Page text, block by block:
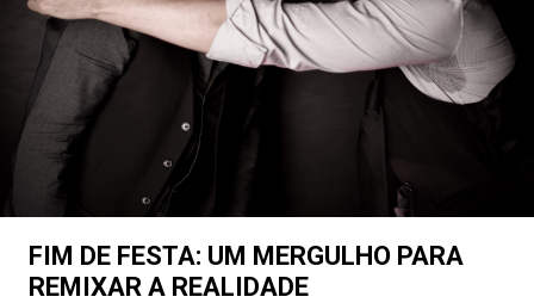
FIM DE FESTA: UM MERGULHO PARA
REMIXAR A REALIDADE